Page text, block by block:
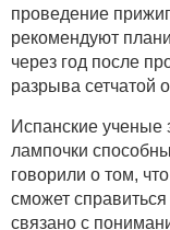
проведение
рекомендуют
через год после
разрыва сетчатой
Испанские ученые
лампочки
говорили о том,
сможет
связано с